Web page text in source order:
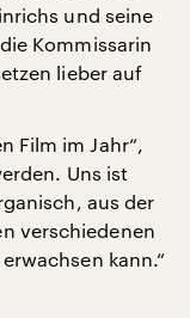
und seine
Kommissarin
lieber auf
Film im Jahr“,
Uns ist
aus der
verschiedenen
kann.“